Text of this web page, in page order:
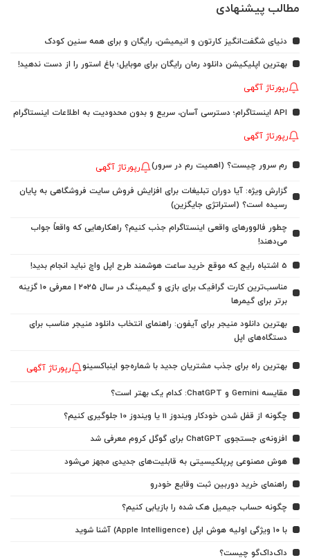
مطالب پیشنهادی
دنیای شگفت‌انگیز کارتون و انیمیشن، رایگان و برای همه سنین کودک
بهترین اپلیکیشن دانلود رمان رایگان برای موبایل؛ باغ استور را از دست ندهید!
رپورتاژ آگهی
API اینستاگرام؛ دسترسی آسان، سریع و بدون محدودیت به اطلاعات اینستاگرام
رپورتاژ آگهی
رم سرور چیست؟ (اهمیت رم در سرور) رپورتاژ آگهی
گزارش ویژه: آیا دوران تبلیغات برای افزایش فروش سایت فروشگاهی به پایان
رسیده است؟ (استراتژی جایگزین)
چطور فالوورهای واقعی اینستاگرام جذب کنیم؟ راهکارهایی که واقعاً جواب
می‌دهند!
5 اشتباه رایج که موقع خرید ساعت هوشمند طرح اپل واچ نباید انجام بدید!
مناسب‌ترین کارت گرافیک برای بازی و گیمینگ در سال ۲۰۲۵ | معرفی ۱۰ گزینه
برتر برای گیمرها
بهترین دانلود منیجر برای آیفون: راهنمای انتخاب دانلود منیجر مناسب برای
دستگاه‌های اپل
بهترین راه برای جذب مشتریان جدید با شماره‌جو اینباکسینو رپورتاژ آگهی
مقایسه Gemini و ChatGPT: کدام یک بهتر است؟
چگونه از قفل شدن خودکار ویندوز 11 یا ویندوز 10 جلوگیری کنیم؟
افزونه‌ی جستجوی ChatGPT برای گوگل کروم معرفی شد
هوش مصنوعی پرپلکیسیتی به قابلیت‌های جدیدی مجهز می‌شود
راهنمای خرید دوربین ثبت وقایع خودرو
چگونه حساب جیمیل هک شده را بازیابی کنیم؟
با ۱۰ ویژگی اولیه هوش اپل (Apple Intelligence) آشنا شوید
داک‌داک‌گو چیست؟